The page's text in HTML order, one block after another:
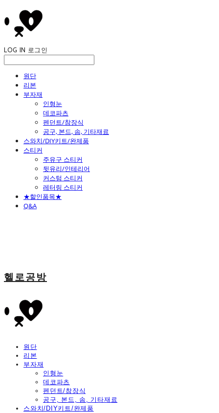
LOG IN 로그인
원단
리본
부자재
인형눈
데코파츠
펜던트/참장식
공구, 본드, 솜, 기타재료
스와치/DIY키트/완제품
스티커
주유구 스티커
뒷유리/인테리어
커스텀 스티커
레터링 스티커
★할인품목★
Q&A
헬로공방
원단
리본
부자재
인형눈
데코파츠
펜던트/참장식
공구, 본드, 솜, 기타재료
스와치/DIY키트/완제품